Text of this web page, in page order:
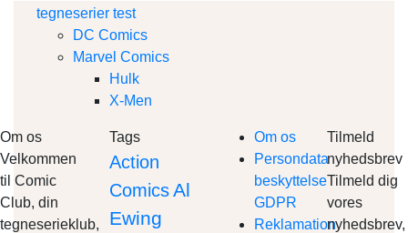
tegneserier test
DC Comics
Marvel Comics
Hulk
X-Men
Om os
Velkommen
til Comic
Club, din
tegneserieklub,
Tags
Action
Comics Al
Ewing
Om os
Persondata
beskyttelse
GDPR
Reklamation
Tilmeld
nyhedsbrev
Tilmeld dig
vores
nyhedsbrev,